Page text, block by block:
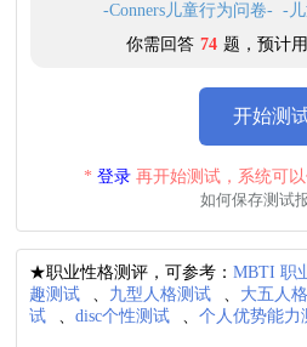
-Conners儿童行为问卷- -
你需回答 74 题，预计
开始测
*登录 再开始测试，系统可
如何保存测试
★职业性格测评，可参考：MBTI 职
趣测试
、 九型人格测试 、 大五人
试
、disc个性测试 、个人优势能力